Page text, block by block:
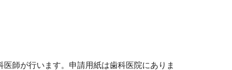
師が行います。申請用紙は歯科医院にありま